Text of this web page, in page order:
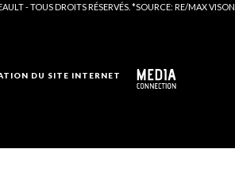
- TOUS DROITS RÉSERVÉS. *SOURCE: RE/MAX VISON
DU SITE INTERNET